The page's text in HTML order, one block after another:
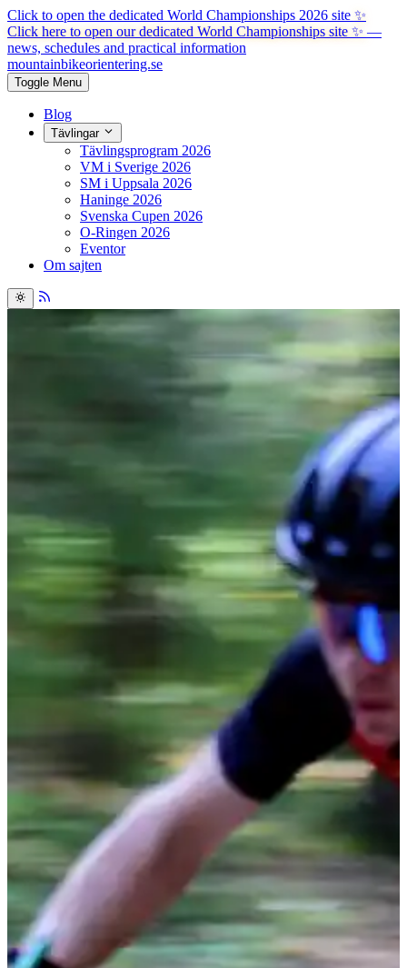
Click to open the dedicated World Championships 2026 site ✨
Click here to open our dedicated World Championships site ✨ —
news, schedules and practical information
mountainbikeorientering.se
Toggle Menu
Blog
Tävlingar
Tävlingsprogram 2026
VM i Sverige 2026
SM i Uppsala 2026
Haninge 2026
Svenska Cupen 2026
O-Ringen 2026
Eventor
Om sajten